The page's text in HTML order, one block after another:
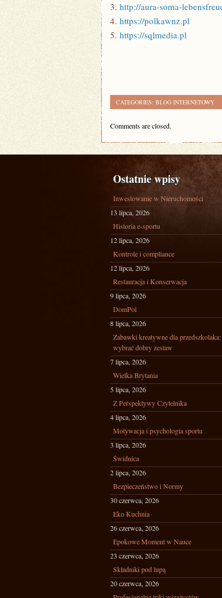
3. http://aura-soma-
4. https://polkawnz.pl
5. https://sqlmedia.pl
CATEGORIES: BLOG INTERNETOWY
Comments are closed.
Ostatnie wpisy
Inwestowanie w Nieruchomości
13 lipca, 2026
Historia e-sportu
12 lipca, 2026
Kontrole i compliance
12 lipca, 2026
Restauracja i Konserwacja
9 lipca, 2026
DomPol
8 lipca, 2026
Zabawki kreatywne dla
wybrać dobry zestaw
7 lipca, 2026
Wielka Brytania
5 lipca, 2026
Z Perspektywy Czytelnika
4 lipca, 2026
Motywacja i psychologia sportu
3 lipca, 2026
Świdnica
2 lipca, 2026
Bezpieczeństwo i Normy
30 czerwca, 2026
Eko Kuchnia
26 czerwca, 2026
Epokowe Moment w Nauce
23 czerwca, 2026
Składniki pod lupą
20 czerwca, 2026